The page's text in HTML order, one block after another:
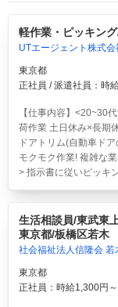
軽作業・ピッキン
UTエージェント株式会
東京都
正社員 / 派遣社員：時
【仕事内容】<20~30
荷作業 土日休み×長期
ドアトリム(自動車ド
モクモク作業! 複雑な
> 指示書に従いピッキ
生活相談員/東武東
東京都/板橋区若木
社会福祉法人信隆会 若
東京都
正社員：時給1,300円